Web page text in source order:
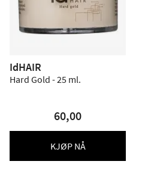
IdHAIR
Hard Gold - 25 ml.
60,00
KJØP NÅ